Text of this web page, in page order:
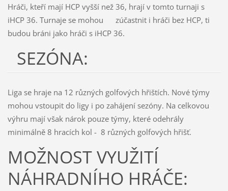
Hráči, kteří mají HCP vyšší než 36, hrají v tomto turnaji s
iHCP 36. Turnaje se mohou zúčastnit i hráči bez HCP, ti
budou bráni jako hráči s iHCP 36.
SEZÓNA:
Liga se hraje na 12 různých golfových hřištích. Nové týmy
mohou vstoupit do ligy i po zahájení sezóny. Na celkovou
výhru mají však nárok pouze týmy, které odehrály
minimálně 8 hracích kol - 8 různých golfových hřišť.
MOŽNOST VYUŽITÍ
NÁHRADNÍHO HRÁČE: